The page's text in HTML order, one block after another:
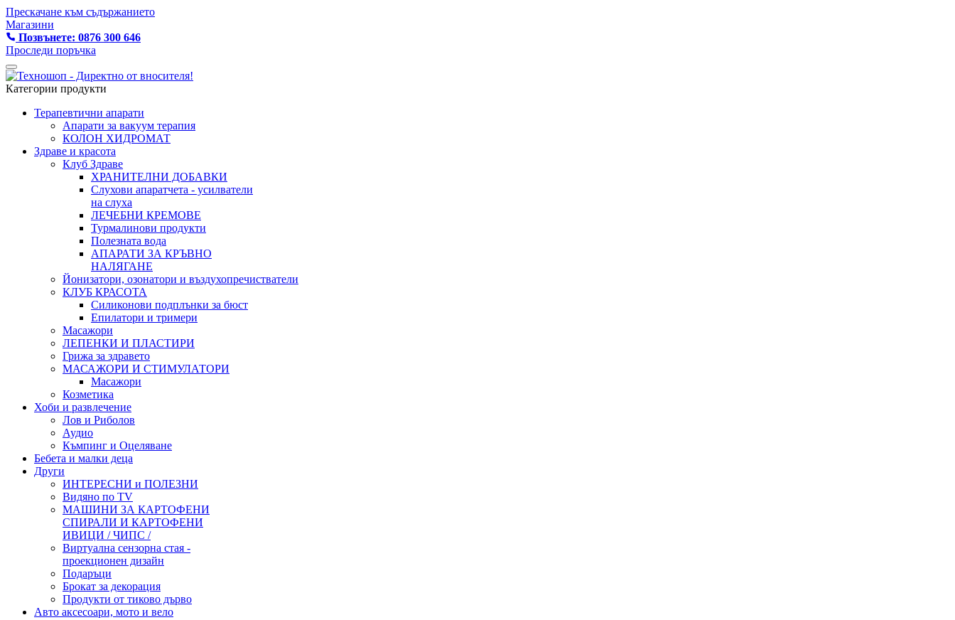
Прескачане към съдържанието
Магазини
Позвънете: 0876 300 646
Проследи поръчка
Категории продукти
Терапевтични апарати
Апарати за вакуум терапия
КОЛОН ХИДРОМАТ
Здраве и красота
Клуб Здраве
ХРАНИТЕЛНИ ДОБАВКИ
Слухови апаратчета - усилватели
на слуха
ЛЕЧЕБНИ КРЕМОВЕ
Турмалинови продукти
Полезната вода
АПАРАТИ ЗА КРЪВНО
НАЛЯГАНЕ
Йонизатори, озонатори и въздухопречистватели
КЛУБ КРАСОТА
Силиконови подплънки за бюст
Епилатори и тримери
Масажори
ЛЕПЕНКИ И ПЛАСТИРИ
Грижа за здравето
МАСАЖОРИ И СТИМУЛАТОРИ
Масажори
Козметика
Хоби и развлечение
Лов и Риболов
Аудио
Къмпинг и Оцеляване
Бебета и малки деца
Други
ИНТЕРЕСНИ и ПОЛЕЗНИ
Видяно по TV
МАШИНИ ЗА КАРТОФЕНИ
СПИРАЛИ И КАРТОФЕНИ
ИВИЦИ / ЧИПС /
Виртуална сензорна стая -
проекционен дизайн
Подаръци
Брокат за декорация
Продукти от тиково дърво
Авто аксесоари, мото и вело